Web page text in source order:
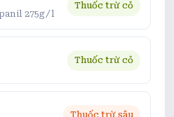
275g/l
Thuốc trừ cỏ
Thuốc trừ cỏ
Thuốc trừ sâu